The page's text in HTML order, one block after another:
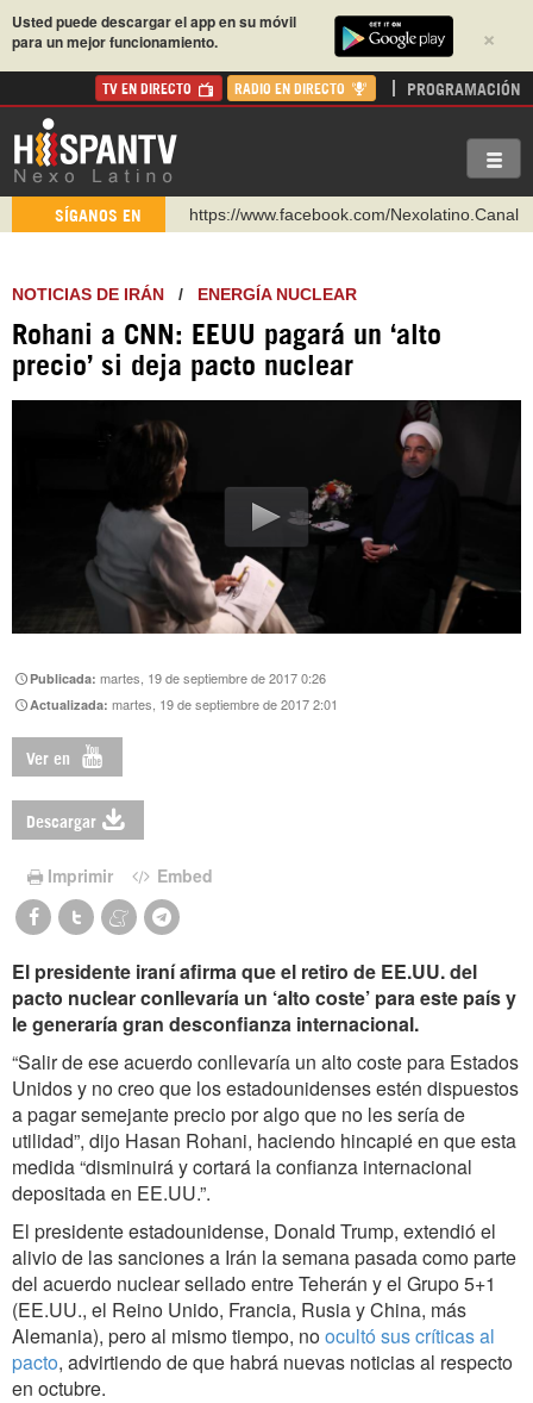
×
Usted puede descargar el app en su móvil
para un mejor funcionamiento.
TV EN DIRECTO RADIO EN DIRECTO PROGRAMACIÓN
SÍGANOS EN
https://www.facebook.com/Nexolatino.Canal
https://www.youtube.com/@nexo_latino
https://t.me/hispantvcanal
https://urmedium.com/c/hispantv
WhatsApp y Viber: +98 921 79 29 404
NOTICIAS DE IRÁN / ENERGÍA NUCLEAR
Rohani a CNN: EEUU pagará un ‘alto
precio’ si deja pacto nuclear
Publicada:martes, 19 de septiembre de 2017 0:26
Actualizada:martes, 19 de septiembre de 2017 2:01
Ver en
Descargar
Imprimir Embed
El presidente iraní afirma que el retiro de EE.UU. del
pacto nuclear conllevaría un ‘alto coste’ para este país y
le generaría gran desconfianza internacional.
“Salir de ese acuerdo conllevaría un alto coste para Estados
Unidos y no creo que los estadounidenses estén dispuestos
a pagar semejante precio por algo que no les sería de
utilidad”, dijo Hasan Rohani, haciendo hincapié en que esta
medida “disminuirá y cortará la confianza internacional
depositada en EE.UU.”.
El presidente estadounidense, Donald Trump, extendió el
alivio de las sanciones a Irán la semana pasada como parte
del acuerdo nuclear sellado entre Teherán y el Grupo 5+1
(EE.UU., el Reino Unido, Francia, Rusia y China, más
Alemania), pero al mismo tiempo, noocultó sus críticas al
pacto, advirtiendo de que habrá nuevas noticias al respecto
en octubre.